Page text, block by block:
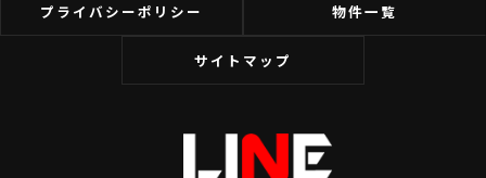
プライバシーポリシー 物件一覧
サイトマップ